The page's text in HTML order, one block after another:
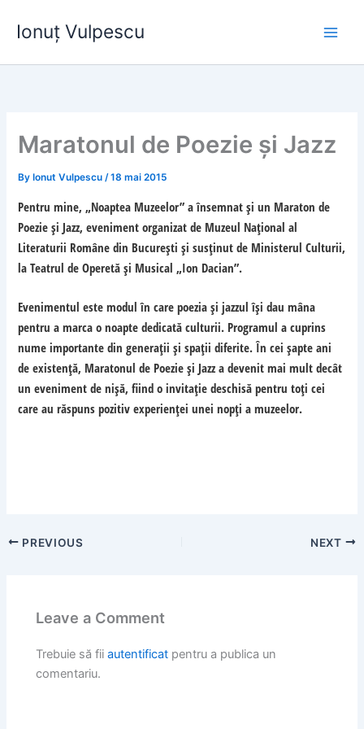
Ionuț Vulpescu
Maratonul de Poezie și Jazz
By Ionut Vulpescu/18 mai 2015
Pentru mine, „Noaptea Muzeelor” a însemnat și un Maraton de
Poezie și Jazz, eveniment organizat de Muzeul Național al
Literaturii Române din București și susținut de Ministerul Culturii,
la Teatrul de Operetă și Musical „Ion Dacian”.
Evenimentul este modul în care poezia şi jazzul își dau mâna
pentru a marca o noapte dedicată culturii. Programul a cuprins
nume importante din generaţii şi spații diferite. În cei șapte ani
de existență, Maratonul de Poezie şi Jazz a devenit mai mult decât
un eveniment de nișă, fiind o invitație deschisă pentru toți cei
care au răspuns pozitiv experienței unei nopți a muzeelor.
PREVIOUS NEXT
Leave a Comment
Trebuie să fiiautentificat pentru a publica un
comentariu.